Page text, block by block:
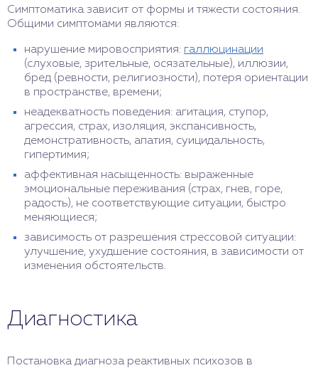
Симптоматика зависит от формы и тяжести состояния.
Общими симптомами являются:
нарушение мировосприятия: галлюцинации
(слуховые, зрительные, осязательные), иллюзии,
бред (ревности, религиозности), потеря ориентации
в пространстве, времени;
неадекватность поведения: агитация, ступор,
агрессия, страх, изоляция, экспансивность,
демонстративность, апатия, суицидальность,
гипертимия;
аффективная насыщенность: выраженные
эмоциональные переживания (страх, гнев, горе,
радость), не соответствующие ситуации, быстро
меняющиеся;
зависимость от разрешения стрессовой ситуации:
улучшение, ухудшение состояния, в зависимости от
изменения обстоятельств.
Диагностика
Постановка диагноза реактивных психозов в